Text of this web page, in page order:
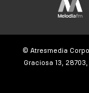
© Atresmedia
Graciosa 13,